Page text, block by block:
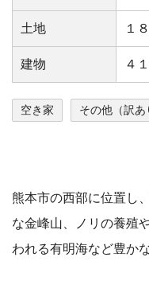
⼟地 １
建物 ４
空き家 その他（訳あ
熊本市の西部に位置し
な金峰山、ノリの養殖
われる有明海など豊か